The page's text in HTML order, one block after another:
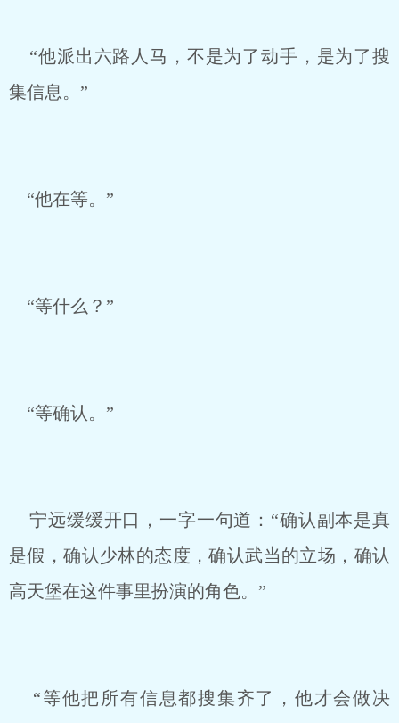
“他派出六路人马，不是为了动手，是为了搜
集信息。”
“他在等。”
“等什么？”
“等确认。”
宁远缓缓开口，一字一句道：“确认副本是真
是假，确认少林的态度，确认武当的立场，确认
高天堡在这件事里扮演的角色。”
“等他把所有信息都搜集齐了，他才会做决